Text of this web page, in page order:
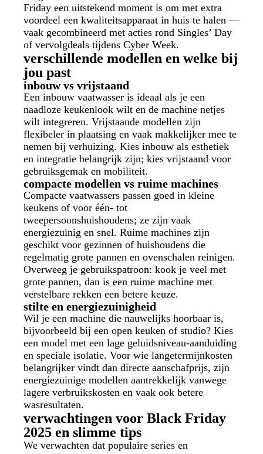
Friday een uitstekend moment is om met extra
voordeel een kwaliteitsapparaat in huis te halen —
vaak gecombineerd met acties rond Singles’ Day
of vervolgdeals tijdens Cyber Week.
verschillende modellen en welke bij
jou past
inbouw vs vrijstaand
Een inbouw vaatwasser is ideaal als je een
naadloze keukenlook wilt en de machine netjes
wilt integreren. Vrijstaande modellen zijn
flexibeler in plaatsing en vaak makkelijker mee te
nemen bij verhuizing. Kies inbouw als esthetiek
en integratie belangrijk zijn; kies vrijstaand voor
gebruiksgemak en mobiliteit.
compacte modellen vs ruime machines
Compacte vaatwassers passen goed in kleine
keukens of voor één- tot
tweepersoonshuishoudens; ze zijn vaak
energiezuinig en snel. Ruime machines zijn
geschikt voor gezinnen of huishoudens die
regelmatig grote pannen en ovenschalen reinigen.
Overweeg je gebruikspatroon: kook je veel met
grote pannen, dan is een ruime machine met
verstelbare rekken een betere keuze.
stilte en energiezuinigheid
Wil je een machine die nauwelijks hoorbaar is,
bijvoorbeeld bij een open keuken of studio? Kies
een model met een lage geluidsniveau-aanduiding
en speciale isolatie. Voor wie langetermijnkosten
belangrijker vindt dan directe aanschafprijs, zijn
energiezuinige modellen aantrekkelijk vanwege
lagere verbruikskosten en vaak ook betere
wasresultaten.
verwachtingen voor Black Friday
2025 en slimme tips
We verwachten dat populaire series en